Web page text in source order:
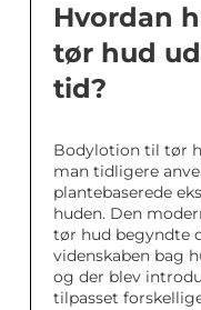
Hvordan
tør hud
tid?
Bodylotion til tør
man tidligere
plantebaserede
huden. Den
tør hud begyndte
videnskaben bag
og der blev
tilpasset